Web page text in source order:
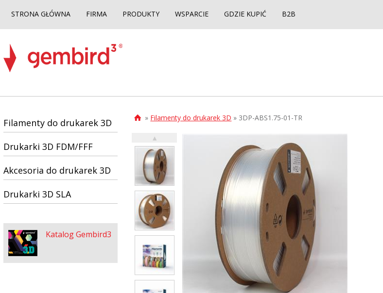
STRONA GŁÓWNA FIRMA PRODUKTY WSPARCIE GDZIE KUPIĆ B2B
 » Filamenty do drukarek 3D » 3DP-ABS1.75-01-TR
▲
Filamenty do drukarek 3D
Drukarki 3D FDM/FFF
Akcesoria do drukarek 3D
Drukarki 3D SLA
Katalog Gembird3